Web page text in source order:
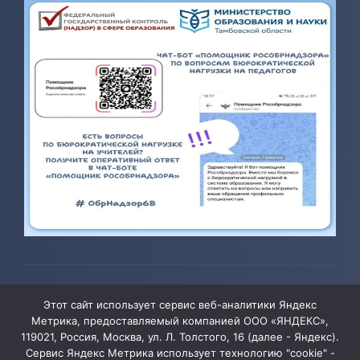
юношества»
Этот сайт использует сервис веб-аналитики Яндекс
Метрика, предоставляемый компанией ООО «ЯНДЕКС»,
119021, Россия, Москва, ул. Л. Толстого, 16 (далее - Яндекс).
Сервис Яндекс Метрика использует технологию "cookie" -